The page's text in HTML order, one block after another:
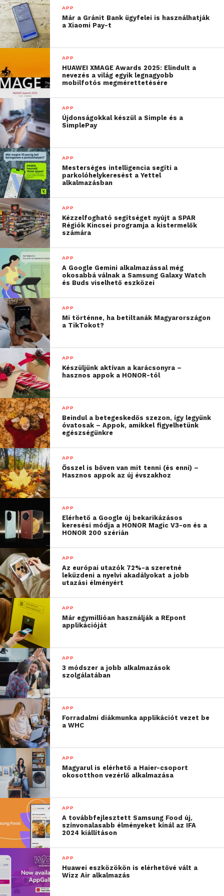
A rendszer támogatja a megosztott Google-
dokumentumokat, a közös YouTube-ozást, a
képernyők megosztását, a rajzeszközöket és a
lézeres mutatókat, és még figyelemfelkeltő virtuális
post-itek is elhelyezhetők.
A szolgáltatás, amelyet több kockázatitőke-befektető
is finanszíroz (eddig 5,5 millió dollárral), jelenleg zárt
bétaverzióban van, és az elmúlt nyolc hónapban
több mint egy tucat kísérleti ügyfél használta. 2022
elején szeretnék széles körben bevezetni.
Forrás:HVG
APP
Már a Gránit Bank ügyfelei is használhatják
a Xiaomi Pay-t
APP
HUAWEI XMAGE Awards 2025: Elindult a
nevezés a világ egyik legnagyobb
mobilfotós megmérettetésére
APP
Újdonságokkal készül a Simple és a
SimplePay
APP
Mesterséges intelligencia segíti a
parkolóhelykeresést a Yettel
alkalmazásban
APP
Kézzelfogható segítséget nyújt a SPAR
Régiók Kincsei programja a kistermelők
számára
APP
A Google Gemini alkalmazással még
okosabbá válnak a Samsung Galaxy Watch
és Buds viselhető eszközei
APP
Mi történne, ha betiltanák Magyarországon
a TikTokot?
APP
Készüljünk aktívan a karácsonyra –
hasznos appok a HONOR-tól
APP
Beindul a betegeskedős szezon, így legyünk
óvatosak – Appok, amikkel figyelhetünk
egészségünkre
APP
Ősszel is bőven van mit tenni (és enni) –
Hasznos appok az új évszakhoz
APP
Elérhető a Google új bekarikázásos
keresési módja a HONOR Magic V3-on és a
HONOR 200 szérián
APP
Az európai utazók 72%-a szeretné
leküzdeni a nyelvi akadályokat a jobb
utazási élményért
APP
Már egymillióan használják a REpont
applikációját
APP
3 módszer a jobb alkalmazások
szolgálatában
APP
Forradalmi diákmunka applikációt vezet be
a WHC
APP
Magyarul is elérhető a Haier-csoport
okosotthon vezérlő alkalmazása
APP
A továbbfejlesztett Samsung Food új,
színvonalasabb élményeket kínál az IFA
2024 kiállításon
APP
Huawei eszközökön is elérhetővé vált a
Wizz Air alkalmazás